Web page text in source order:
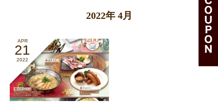
2022年 4月
APR
21
2022